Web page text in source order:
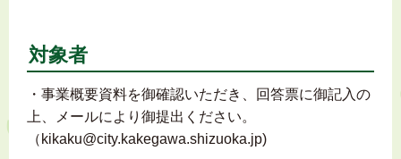
対象者
・事業概要資料を御確認いただき、回答票に御記入の
上、メールにより御提出ください。
（kikaku@city.kakegawa.shizuoka.jp)